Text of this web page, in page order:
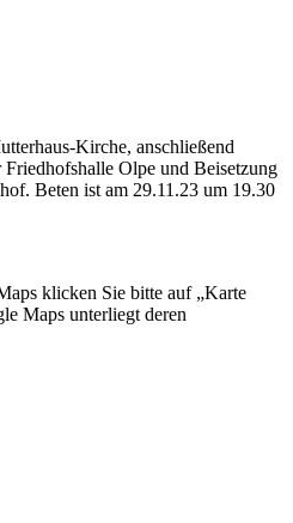
Kirche, anschließend
Olpe und Beisetzung
Beten ist am 29.11.23 um 19.30
klicken Sie bitte auf „Karte
Maps unterliegt deren